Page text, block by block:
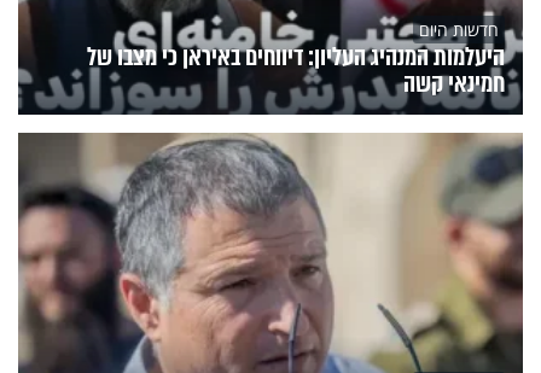
חדשות היום
היעלמות המנהיג העליון: דיווחים באיראן כי מצבו של
חמינאי קשה